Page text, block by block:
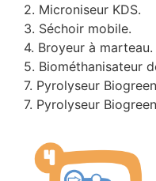
2. Microniseur KDS.
3. Séchoir mobile.
4. Broyeur à marteau.
5. Biométhanisateur
7. Pyrolyseur
7. Pyrolyseur